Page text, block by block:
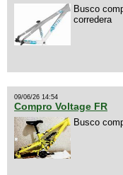
Busco
corredera
09/06/26 14:54
Compro Voltage FR
Busco